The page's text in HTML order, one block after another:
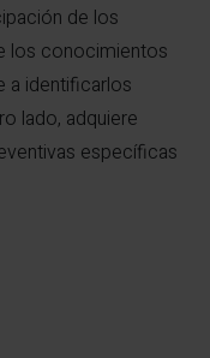
de los
los conocimientos
a identificarlos
lado, adquiere
específicas